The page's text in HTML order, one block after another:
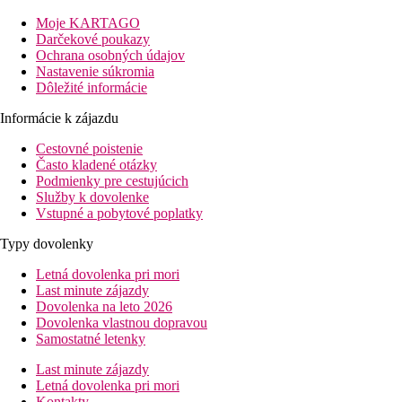
pláž: 600 m cez miestnu komunikáciu
letisko: 25 km
centrum: 800 m
nákupné možnosti: 500 m
Popis izby
Dvojlôžková izba
individuálne ovládateľná klimatizácia (hlavná sezóna)
telefón
TV/sat.
minibar
kúpeľňa/WC
trezor na recepcii (za poplatok)
Informácie o hoteli
vstupná hala s recepciou
hlavná reštaurácia
snack bar
americký bar
bar pri bazéne
Moje KARTAGO
Darčekové poukazy
Ochrana osobných údajov
Nastavenie súkromia
Dôležité informácie
Informácie k zájazdu
Cestovné poistenie
Často kladené otázky
Podmienky pre cestujúcich
Služby k dovolenke
Vstupné a pobytové poplatky
Typy dovolenky
Letná dovolenka pri mori
Last minute zájazdy
Dovolenka na leto 2026
Dovolenka vlastnou dopravou
Samostatné letenky
Last minute zájazdy
Letná dovolenka pri mori